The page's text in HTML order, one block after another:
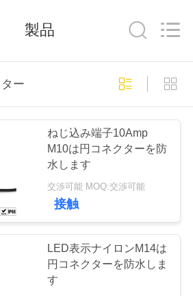
ネクター
477
防水コネク
60
製品
ー
ねじ込み端子10Amp
M10は円コネクターを防
水します
交渉可能 MOQ:交渉可能
接触
LED表示ナイロンM14は
円コネクターを防水しま
す